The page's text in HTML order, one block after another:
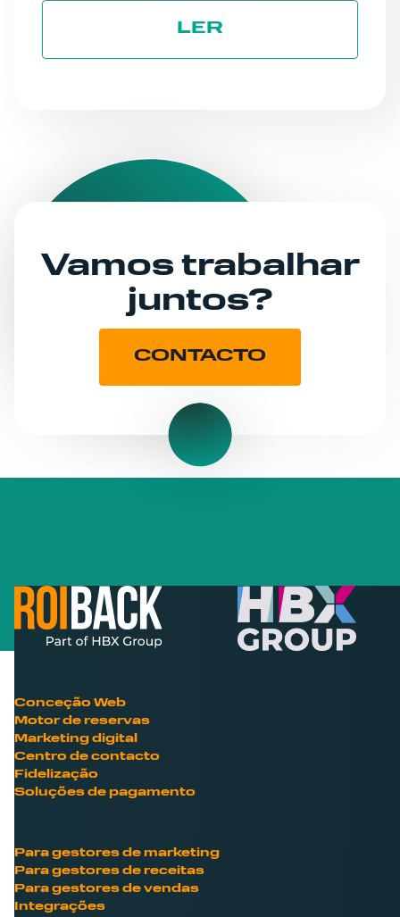
LER
Vamos trabalhar
juntos?
CONTACTO
Conceção Web
Motor de reservas
Marketing digital
Centro de contacto
Fidelização
Soluções de pagamento
Para gestores de marketing
Para gestores de receitas
Para gestores de vendas
Integrações